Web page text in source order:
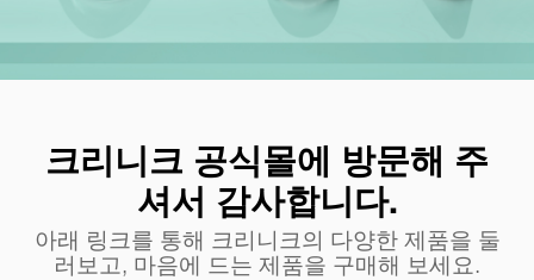
크리니크 공식몰에 방문해 주
셔서 감사합니다.
아래 링크를 통해 크리니크의 다양한 제품을 둘
러보고, 마음에 드는 제품을 구매해 보세요.